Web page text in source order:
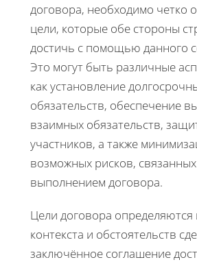
договора, необходимо четко
цели, которые обе стороны
достичь с помощью данного
Это могут быть различные
как установление
обязательств, обеспечение
взаимных обязательств,
участников, а также
возможных рисков,
выполнением договора.
Цели договора определяются
контекста и обстоятельств
заключённое соглашение